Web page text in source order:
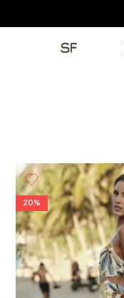
20%